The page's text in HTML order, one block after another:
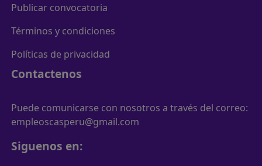
Publicar convocatoria
Términos y condiciones
Políticas de privacidad
Contactenos
Puede comunicarse con nosotros a través del correo:
empleoscasperu@gmail.com
Siguenos en: